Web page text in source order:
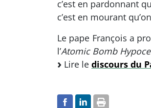
c’est en pardonnant
c’est en mourant
Le pape François a
l’Atomic Bomb
Lire le discours du